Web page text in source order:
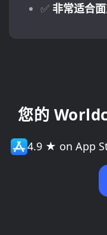
✅ 非常适合
您的
4.9 ★ on App